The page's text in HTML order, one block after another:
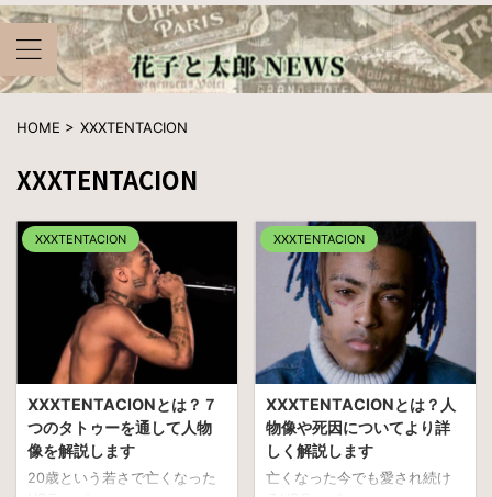
HOME > XXXTENTACION
XXXTENTACION
XXXTENTACION
XXXTENTACIONとは？７
つのタトゥーを通して人物
像を解説します
20歳という若さで亡くなった
XXXTENTACION
XXXTENTACIONとは？人
物像や死因についてより詳
しく解説します
亡くなった今でも愛され続け